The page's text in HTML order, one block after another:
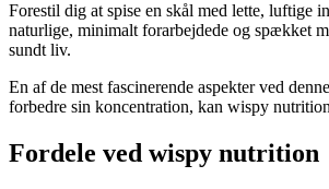
Forestil dig at spise en skål med lette, luftige
naturlige, minimalt forarbejdede og spækket
sundt liv.
En af de mest fascinerende aspekter ved
forbedre sin koncentration, kan wispy
Fordele ved wispy nutrition